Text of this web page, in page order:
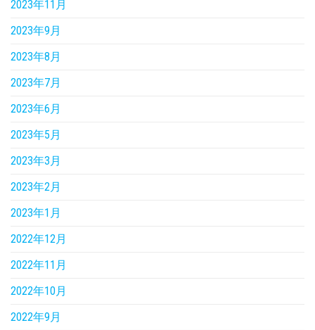
2023年11月
2023年9月
2023年8月
2023年7月
2023年6月
2023年5月
2023年3月
2023年2月
2023年1月
2022年12月
2022年11月
2022年10月
2022年9月